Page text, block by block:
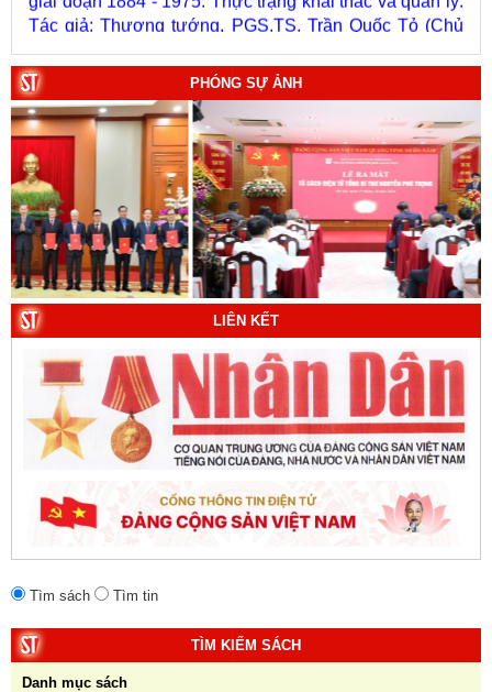
8. Hà Nội - Thành phố Hồ Chí Minh: Dấu ấn lịch sử qua
từng khoảnh khắc (Song ngữ Việt - Anh). Tác giả: Tập
thể tác giả.
9. Đường Hồ Chí Minh trên biển - Bản hùng ca bất diệt
của dân tộc Việt Nam. Tác giả: TS. Vũ Trọng Hùng
(Viện Lịch sử Đảng).
10. Một vành đai, một con đường: Hành trình dài của
Trung Quốc đến năm 2049 (Sách tham khảo).Tác
giả:Michael H. Glantz, Robert J. Ross và Gavin G.
Daugherty (Đồng tác giả).
PHÓNG SỰ ẢNH
LIÊN KẾT
Tìm sách Tìm tin
TÌM KIẾM SÁCH
Danh mục sách